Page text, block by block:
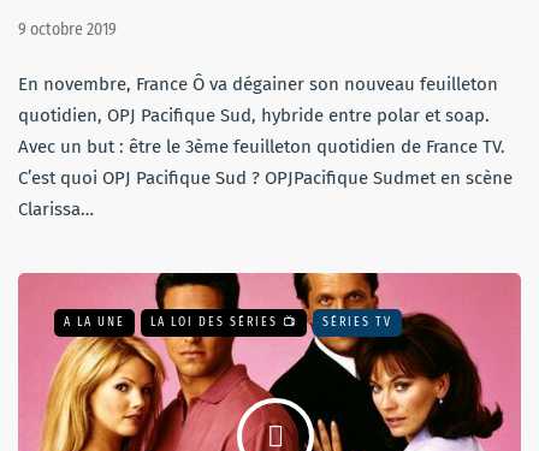
9 octobre 2019
En novembre, France Ô va dégainer son nouveau feuilleton
quotidien, OPJ Pacifique Sud, hybride entre polar et soap.
Avec un but : être le 3ème feuilleton quotidien de France TV.
C’est quoi OPJ Pacifique Sud ? OPJPacifique Sudmet en scène
Clarissa…
A LA UNE LA LOI DES SÉRIES 📺 SÉRIES TV